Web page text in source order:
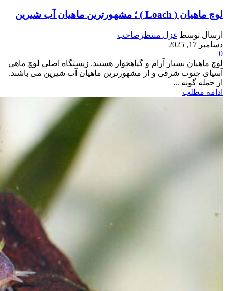
لوچ ماهیان ( Loach ) ؛ مشهورترین ماهیان آب شیرین
ارسال توسط غزل منتظرصاحب
دسامبر 17, 2025
0
لوچ ماهیان بسیار آرام و گیاهخوار هستند. زیستگاه اصلی لوچ ماهی
آسیای جنوب شرقی و از مشهورترین ماهیان آب شیرین می باشند.
از جمله گونه ...
ادامه مطلب